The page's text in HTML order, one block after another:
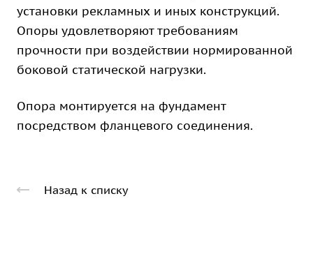
установки рекламных и иных конструкций.
Опоры удовлетворяют требованиям
прочности при воздействии нормированной
боковой статической нагрузки.
Опора монтируется на фундамент
посредством фланцевого соединения.
Назад к списку